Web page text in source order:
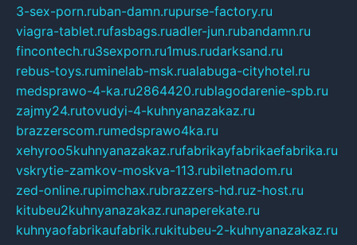
3-sex-porn.ruban-damn.rupurse-factory.ru
viagra-tablet.rufasbags.ruadler-jun.rubandamn.ru
fincontech.ru3sexporn.ru1mus.rudarksand.ru
rebus-toys.ruminelab-msk.rualabuga-cityhotel.ru
medsprawo-4-ka.ru2864420.rublagodarenie-spb.ru
zajmy24.rutovudyi-4-kuhnyanazakaz.ru
brazzerscom.rumedsprawo4ka.ru
xehyroo5kuhnyanazakaz.rufabrikayfabrikaefabrika.ru
vskrytie-zamkov-moskva-113.rubiletnadom.ru
zed-online.rupimchax.rubrazzers-hd.ruz-host.ru
kitubeu2kuhnyanazakaz.runaperekate.ru
kuhnyaofabrikaufabrik.rukitubeu-2-kuhnyanazakaz.ru